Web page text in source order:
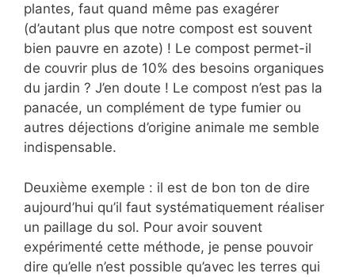
plantes, faut quand même pas exagérer
(d’autant plus que notre compost est souvent
bien pauvre en azote) ! Le compost permet-il
de couvrir plus de 10% des besoins organiques
du jardin ? J’en doute ! Le compost n’est pas la
panacée, un complément de type fumier ou
autres déjections d’origine animale me semble
indispensable.
Deuxième exemple : il est de bon ton de dire
aujourd’hui qu’il faut systématiquement réaliser
un paillage du sol. Pour avoir souvent
expérimenté cette méthode, je pense pouvoir
dire qu’elle n’est possible qu’avec les terres qui